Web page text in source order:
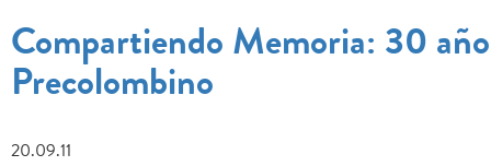
Compartiendo Memoria: 30
Precolombino
20.09.11